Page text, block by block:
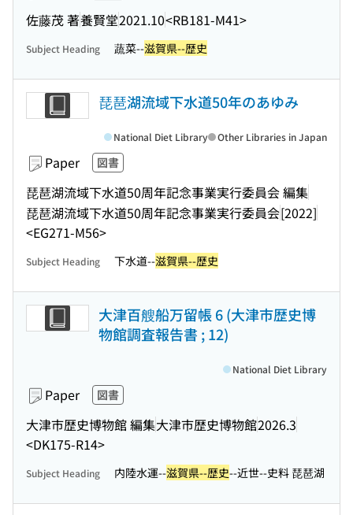
佐藤茂 著養賢堂2021.10<RB181-M41>
Subject Heading 蔬菜--滋賀県--歴史
琵琶湖流域下水道50年のあゆみ
Paper 図書
琵琶湖流域下水道50周年記念事業実行委員会 編集
琵琶湖流域下水道50周年記念事業実行委員会[2022]
<EG271-M56>
National Diet Library Other Libraries in Japan
Subject Heading 下水道--滋賀県--歴史
大津百艘船万留帳 6 (大津市歴史博
物館調査報告書 ; 12)
Paper 図書
大津市歴史博物館 編集大津市歴史博物館2026.3
<DK175-R14>
National Diet Library
Subject Heading 内陸水運--滋賀県--歴史--近世--史料 琵琶湖